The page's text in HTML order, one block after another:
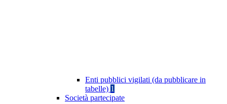
Enti pubblici vigilati (da pubblicare in
tabelle) 1
Società partecipate